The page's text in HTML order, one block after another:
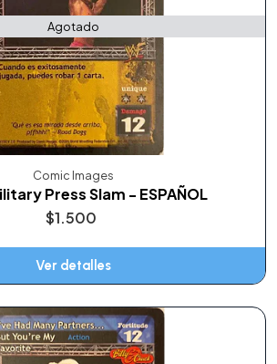
Agotado
Comic Images
Press Slam - ESPAÑOL
$1.500
Ver detalles